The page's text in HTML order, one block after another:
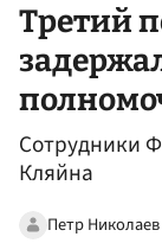
Третий
Сотрудники
Кляйна
Петр Николаев